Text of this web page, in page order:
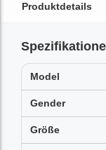
Produktdetails
Model
Gender
Größe